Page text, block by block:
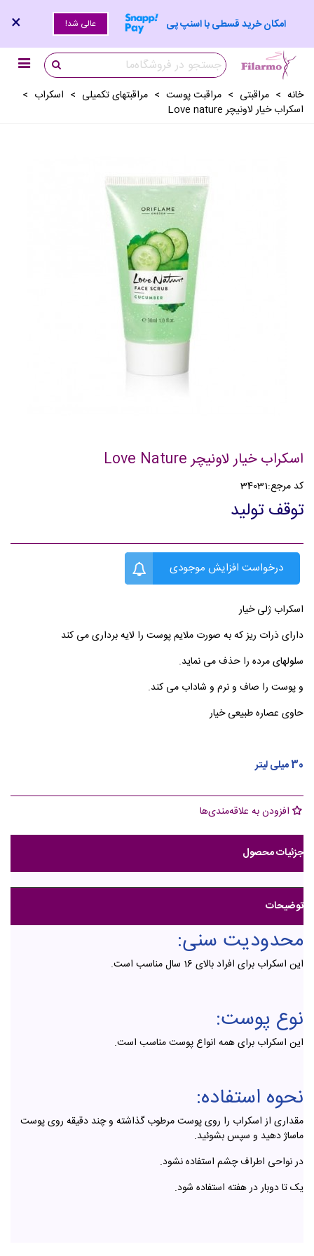
امکان خرید قسطی با اسنپ پی عالی شد! ×
خانه > مراقبتی > مراقبت پوست > مراقبتهای تکمیلی > اسکراب >
اسکراب خیار لاونیچر Love nature
اسکراب خیار لاونیچر Love Nature
کد مرجع:34031
توقف تولید
درخواست افزایش موجودی
اسکراب ژلی خیار
دارای ذرات ریز که به صورت ملایم پوست را لایه برداری می کند
سلولهای مرده را حذف می نماید.
و پوست را صاف و نرم و شاداب می کند.
حاوی عصاره طبیعی خیار
30 میلی لیتر
افزودن به علاقه‌مندی‌ها
جزئیات محصول
توضیحات
محدودیت سنی:
این اسکراب برای افراد بالای 16 سال مناسب است.
نوع پوست:
این اسکراب برای همه انواع پوست مناسب است.
نحوه استفاده:
مقداری از اسکراب را روی پوست مرطوب گذاشته و چند دقیقه روی پوست
ماساژ دهید و سپس بشوئید.
در نواحی اطراف چشم استفاده نشود.
یک تا دوبار در هفته استفاده شود.